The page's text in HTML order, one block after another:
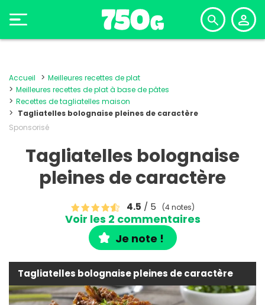
Accueil
Meilleures recettes de plat
Meilleures recettes de plat à base de pâtes
Recettes de tagliatelles maison
Tagliatelles bolognaise pleines de caractère
Sponsorisé
Tagliatelles bolognaise
pleines de caractère
4.5 / 5 (4 notes)
Voir les 2 commentaires
Je note !
Tagliatelles bolognaise pleines de caractère